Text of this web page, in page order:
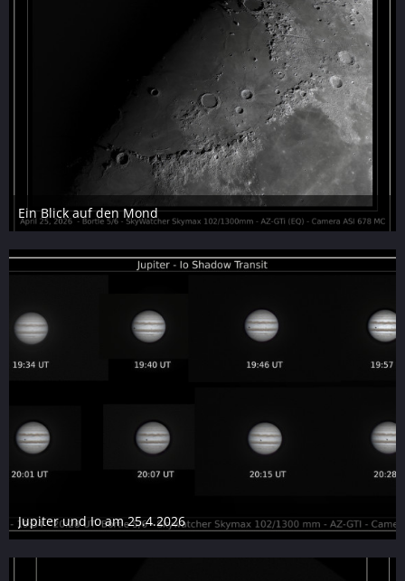
Ein Blick auf den Mond
29. April 2026
17
Jupiter und Io am 25.4.2026
29. April 2026
7